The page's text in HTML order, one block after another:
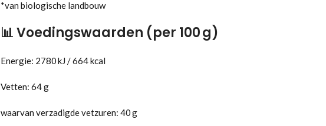
*van biologische landbouw
📊Voedingswaarden (per 100 g)
Energie: 2780 kJ / 664 kcal
Vetten: 64 g
waarvan verzadigde vetzuren: 40 g